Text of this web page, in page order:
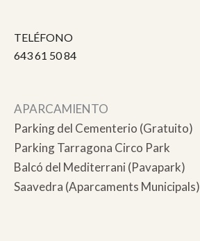
TELÉFONO
643 61 50 84
APARCAMIENTO
Parking del Cementerio (Gratuito)
Parking Tarragona Circo Park
Balcó del Mediterrani (Pavapark)
Saavedra (Aparcaments Municipals)